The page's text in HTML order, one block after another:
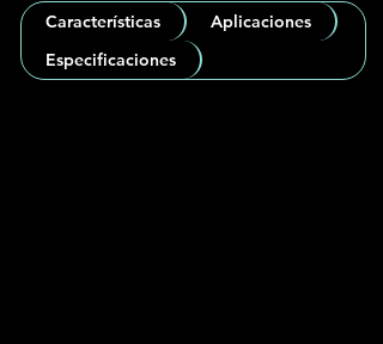
Características
Aplicaciones
Especificaciones